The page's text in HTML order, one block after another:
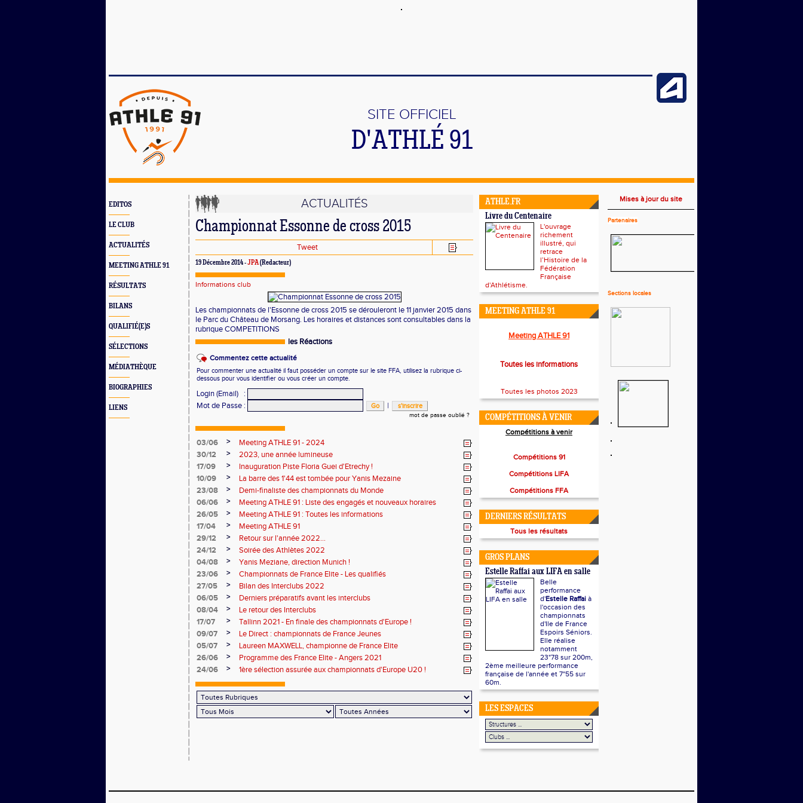
SITE OFFICIEL
D'ATHLÉ 91
EDITOS
LE CLUB
ACTUALITÉS
MEETING ATHLE 91
RÉSULTATS
BILANS
QUALIFIÉ(E)S
SÉLECTIONS
MÉDIATHÈQUE
BIOGRAPHIES
LIENS
ACTUALITÉS
Championnat Essonne de cross 2015
Tweet
19 Décembre 2014 -JPA(Redacteur)
Informations club
Les championnats de l'Essonne de cross 2015 se dérouleront le 11 janvier 2015 dans
le Parc du Château de Morsang. Les horaires et distances sont consultables dans la
rubrique COMPETITIONS
les Réactions
Commentez cette actualité
Pour commenter une actualité il faut posséder un compte sur le site FFA, utilisez la rubrique ci-
dessous pour vous identifier ou vous créer un compte.
Login (Email)
:
Mot de Passe : |
mot de passe oublié ?
03/06 >
Meeting ATHLE 91 - 2024
30/12
>
2023, une année lumineuse
17/09
>
Inauguration Piste Floria Guei d'Etrechy !
10/09
>
La barre des 1'44 est tombée pour Yanis Mezaine
23/08
>
Demi-finaliste des championnats du Monde
06/06
>
Meeting ATHLE 91 : Liste des engagés et nouveaux horaires
26/05
>
Meeting ATHLE 91 : Toutes les informations
17/04
>
Meeting ATHLE 91
29/12
>
Retour sur l'année 2022...
24/12
>
Soirée des Athlètes 2022
04/08
>
Yanis Meziane, direction Munich !
23/06
>
Championnats de France Elite - Les qualifiés
27/05
>
Bilan des Interclubs 2022
06/05
>
Derniers préparatifs avant les interclubs
08/04
>
Le retour des Interclubs
17/07
>
Tallinn 2021 - En finale des championnats d'Europe !
09/07
>
Le Direct : championnats de France Jeunes
05/07
>
Laureen MAXWELL, championne de France Elite
26/06
>
Programme des France Elite - Angers 2021
24/06
> 1ère sélection assurée aux championnats d'Europe U20 !
ATHLE.FR
Livre du Centenaire
L'ouvrage
richement
illustré, qui
retrace
l’Histoire de la
Fédération
Française
d'Athlétisme.
MEETING ATHLE 91
Meeting ATHLE 91
Toutes les informations
Toutes les photos 2023
COMPÉTITIONS À VENIR
Compétitions à venir
Compétitions 91
Compétitions LIFA
Compétitions FFA
DERNIERS RÉSULTATS
Tous les résultats
GROS PLANS
Estelle Raffai aux LIFA en salle
Belle
performance
d'Estelle Raffai à
l'occasion des
championnats
d'Ile de France
Espoirs Séniors.
Elle réalise
notamment
23"78 sur 200m,
2ème meilleure performance
française de l'année et 7"55 sur
60m.
LES ESPACES
Mises à jour du site
Partenaires
Sections locales